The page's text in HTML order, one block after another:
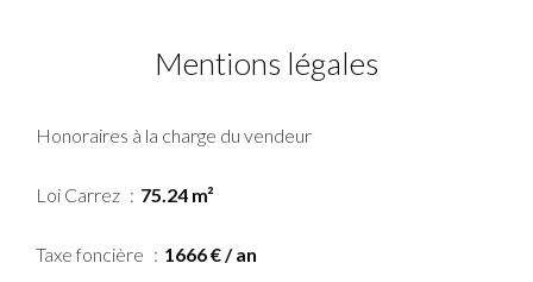
Mentions légales
Honoraires à la charge du vendeur
Loi Carrez 75.24 m²
Taxe foncière 1666 € / an